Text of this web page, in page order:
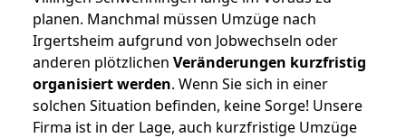
planen. Manchmal müssen Umzüge nach
Irgertsheim aufgrund von Jobwechseln oder
anderen plötzlichen Veränderungen kurzfristig
organisiert werden. Wenn Sie sich in einer
solchen Situation befinden, keine Sorge! Unsere
Firma ist in der Lage, auch kurzfristige Umzüge